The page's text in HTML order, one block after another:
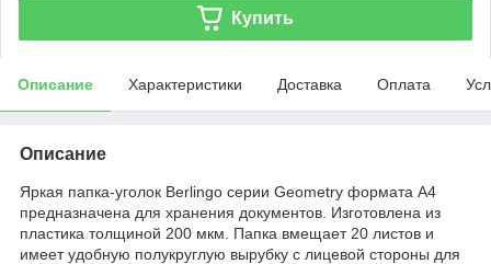
Купить
Описание Характеристики Доставка Оплата
Описание
Яркая папка-уголок Berlingo серии Geometry формата А4
предназначена для хранения документов. Изготовлена из
пластика толщиной 200 мкм. Папка вмещает 20 листов и
имеет удобную полукруглую вырубку с лицевой стороны для